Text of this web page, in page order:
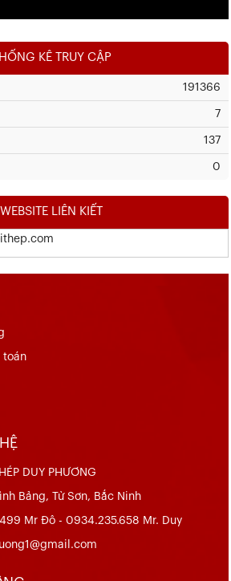
KÊ TRUY CẬP
191366
7
137
0
WEBSITE LIÊN KIẾT
toán
DUY PHƯƠNG
Bảng, Từ Sơn, Bắc Ninh
Mr Đô - 0934.235.658 Mr. Duy